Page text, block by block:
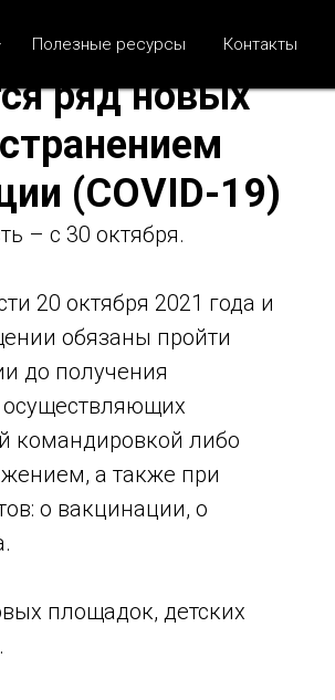
Полезные ресурсы Контакты
ряд новых
(COVID-19)
– с 30 октября.
20 октября 2021 года и
обязаны пройти
до получения
осуществляющих
командировкой либо
а также при
о вакцинации, о
площадок, детских